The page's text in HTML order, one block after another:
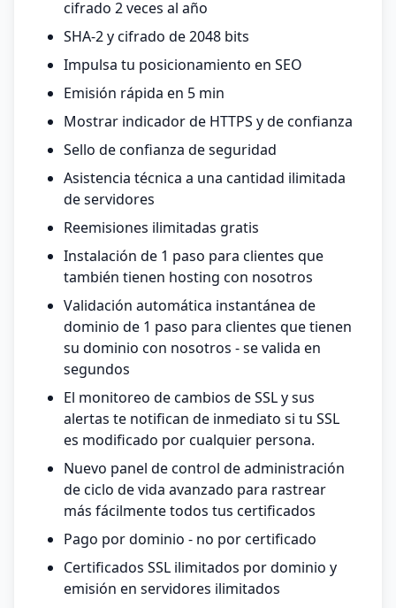
cifrado 2 veces al año
SHA-2 y cifrado de 2048 bits
Impulsa tu posicionamiento en SEO
Emisión rápida en 5 min
Mostrar indicador de HTTPS y de confianza
Sello de confianza de seguridad
Asistencia técnica a una cantidad ilimitada
de servidores
Reemisiones ilimitadas gratis
Instalación de 1 paso para clientes que
también tienen hosting con nosotros
Validación automática instantánea de
dominio de 1 paso para clientes que tienen
su dominio con nosotros - se valida en
segundos
El monitoreo de cambios de SSL y sus
alertas te notifican de inmediato si tu SSL
es modificado por cualquier persona.
Nuevo panel de control de administración
de ciclo de vida avanzado para rastrear
más fácilmente todos tus certificados
Pago por dominio - no por certificado
Certificados SSL ilimitados por dominio y
emisión en servidores ilimitados